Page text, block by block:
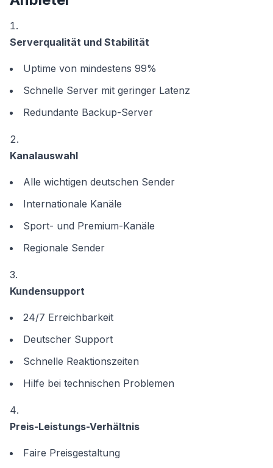
Serverqualität und Stabilität
Uptime von mindestens 99%
Schnelle Server mit geringer Latenz
Redundante Backup-Server
Kanalauswahl
Alle wichtigen deutschen Sender
Internationale Kanäle
Sport- und Premium-Kanäle
Regionale Sender
Kundensupport
24/7 Erreichbarkeit
Deutscher Support
Schnelle Reaktionszeiten
Hilfe bei technischen Problemen
Preis-Leistungs-Verhältnis
Faire Preisgestaltung